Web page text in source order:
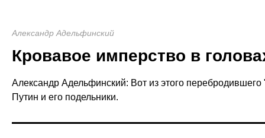
Александр Адельфинский
Кровавое имперство в
Александр Адельфинский: Вот из этого
Путин и его подельники.